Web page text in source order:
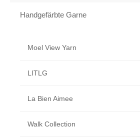
Handgefärbte Garne
Moel View Yarn
LITLG
La Bien Aimee
Walk Collection